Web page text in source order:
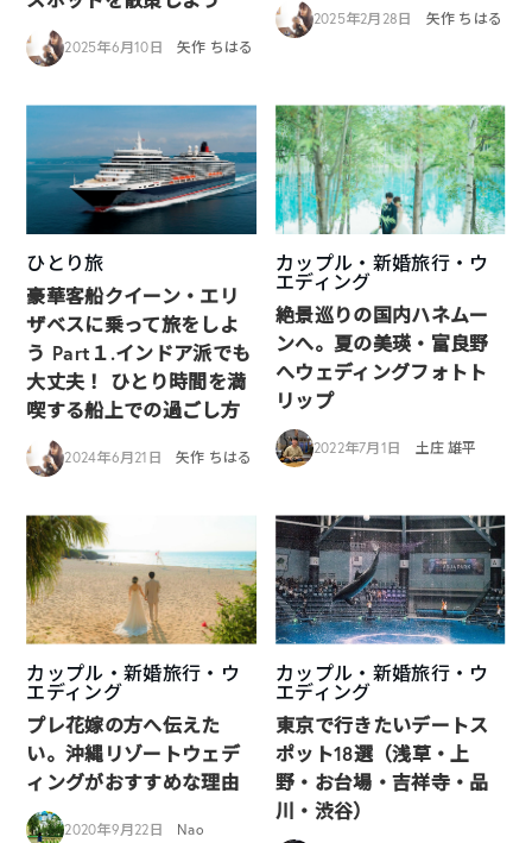
2025年6月10日 矢作 ちはる
2025年2月28日 矢作 ちはる
ひとり旅
豪華客船クイーン・エリ
ザベスに乗って旅をしよ
う Part１.インドア派でも
大丈夫！ ひとり時間を満
喫する船上での過ごし方
2024年6月21日 矢作 ちはる
カップル・新婚旅行・ウ
エディング
絶景巡りの国内ハネムー
ンへ。夏の美瑛・富良野
へウェディングフォトト
リップ
2022年7月1日 土庄 雄平
カップル・新婚旅行・ウ
エディング
プレ花嫁の方へ伝えた
い。沖縄リゾートウェデ
ィングがおすすめな理由
2020年9月22日 Nao
カップル・新婚旅行・ウ
エディング
東京で行きたいデートス
ポット18選（浅草・上
野・お台場・吉祥寺・品
川・渋谷）